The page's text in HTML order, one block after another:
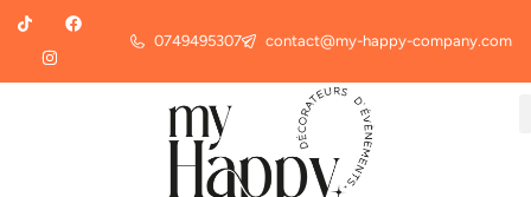
0749495307 contact@my-happy-company.com